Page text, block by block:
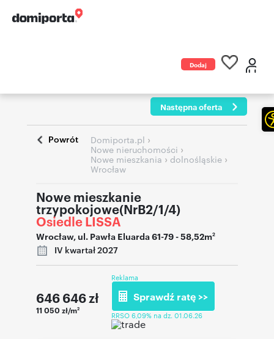
Dodaj
Następna oferta
Powrót Domiporta.pl ›
Nowe nieruchomości ›
Nowe mieszkania › dolnośląskie ›
Wrocław
Nowe mieszkanie
trzypokojowe(NrB2/1/4)
Osiedle LISSA
Wrocław, ul. Pawła Eluarda 61-79- 58,52m2
IV kwartał 2027
646 646zł
11 050 zł/m2
Reklama
Sprawdź ratę >>
RRSO 6,09% na dz. 01.06.26